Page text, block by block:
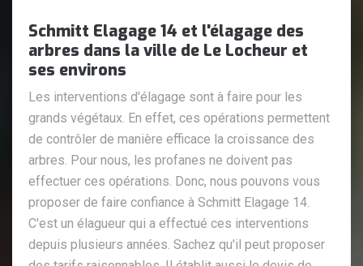
Schmitt Elagage 14 et l'élagage des
arbres dans la ville de Le Locheur et
ses environs
Les interventions d'élagage sont à faire pour les
grands végétaux. En effet, ces opérations permettent
de contrôler de manière efficace la croissance des
arbres. Pour nous, les profanes ne doivent pas
effectuer ces opérations. Donc, nous pouvons vous
proposer de faire confiance à Schmitt Elagage 14.
C'est un élagueur qui a effectué ces interventions
depuis plusieurs années. Sachez qu'il peut proposer